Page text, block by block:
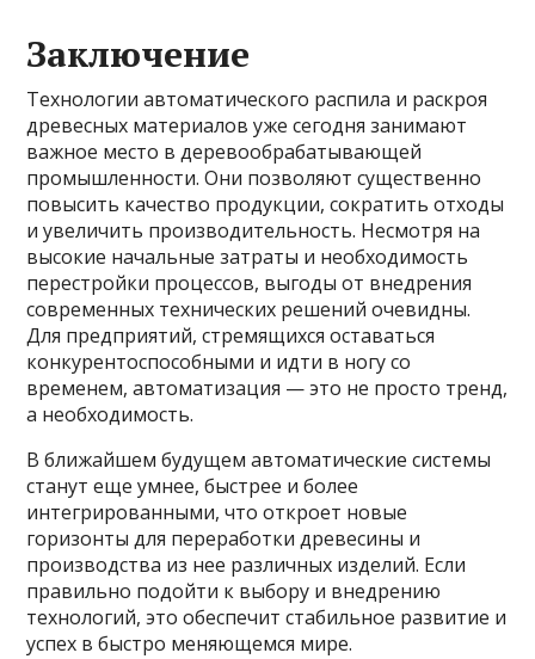
Заключение
Технологии автоматического распила и раскроя
древесных материалов уже сегодня занимают
важное место в деревообрабатывающей
промышленности. Они позволяют существенно
повысить качество продукции, сократить отходы
и увеличить производительность. Несмотря на
высокие начальные затраты и необходимость
перестройки процессов, выгоды от внедрения
современных технических решений очевидны.
Для предприятий, стремящихся оставаться
конкурентоспособными и идти в ногу со
временем, автоматизация — это не просто тренд,
а необходимость.
В ближайшем будущем автоматические системы
станут еще умнее, быстрее и более
интегрированными, что откроет новые
горизонты для переработки древесины и
производства из нее различных изделий. Если
правильно подойти к выбору и внедрению
технологий, это обеспечит стабильное развитие и
успех в быстро меняющемся мире.